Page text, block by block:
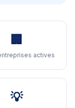
🏢
actives
💡